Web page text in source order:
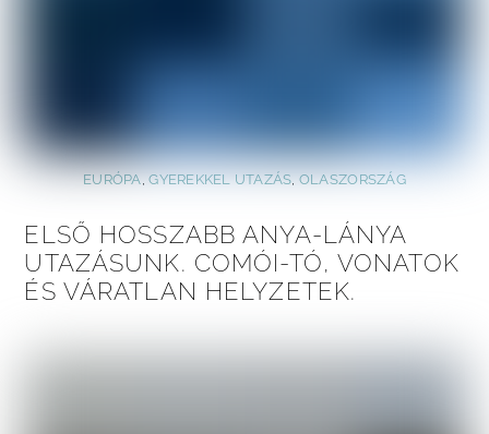
EURÓPA,GYEREKKEL UTAZÁS, OLASZORSZÁG
ELSŐ HOSSZABB ANYA-LÁNYA
UTAZÁSUNK. COMÓI-TÓ, VONATOK
ÉS VÁRATLAN HELYZETEK.